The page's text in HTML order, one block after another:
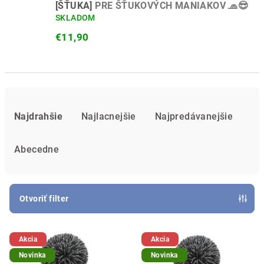
[ŠŤUKA] PRE ŠŤUKOVÝCH MANIAKOV 🧢😎
SKLADOM
€11,90
p
r
o
Najdrahšie Najlacnejšie Najpredávanejšie
Abecedne
Otvoriť filter
V
ý
Akcia
Novinka
Akcia
Novinka